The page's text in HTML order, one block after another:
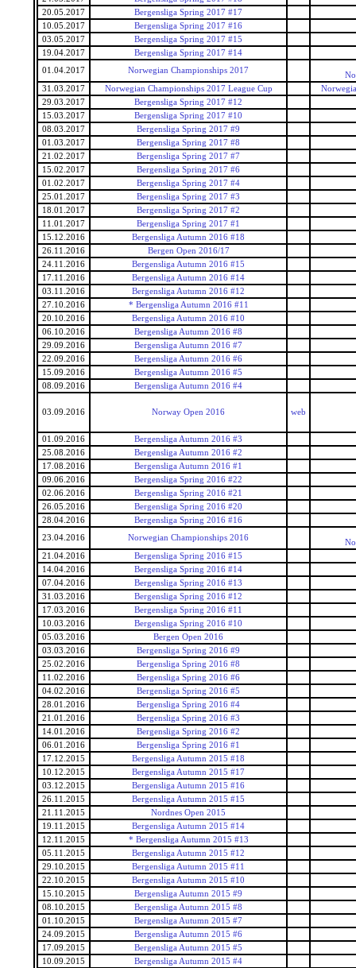
20.05.2017
Bergensliga Spring 2017 #17
10.05.2017
Bergensliga Spring 2017 #16
03.05.2017
Bergensliga Spring 2017 #15
19.04.2017
Bergensliga Spring 2017 #14
01.04.2017
Norwegian Championships 2017
31.03.2017
Norwegian Championships 2017 League Cup
29.03.2017
Bergensliga Spring 2017 #12
15.03.2017
Bergensliga Spring 2017 #10
08.03.2017
Bergensliga Spring 2017 #9
01.03.2017
Bergensliga Spring 2017 #8
21.02.2017
Bergensliga Spring 2017 #7
15.02.2017
Bergensliga Spring 2017 #6
01.02.2017
Bergensliga Spring 2017 #4
25.01.2017
Bergensliga Spring 2017 #3
18.01.2017
Bergensliga Spring 2017 #2
11.01.2017
Bergensliga Spring 2017 #1
15.12.2016
Bergensliga Autumn 2016 #18
26.11.2016
Bergen Open 2016/17
24.11.2016
Bergensliga Autumn 2016 #15
17.11.2016
Bergensliga Autumn 2016 #14
03.11.2016
Bergensliga Autumn 2016 #12
27.10.2016
* Bergensliga Autumn 2016 #11
20.10.2016
Bergensliga Autumn 2016 #10
06.10.2016
Bergensliga Autumn 2016 #8
29.09.2016
Bergensliga Autumn 2016 #7
22.09.2016
Bergensliga Autumn 2016 #6
15.09.2016
Bergensliga Autumn 2016 #5
08.09.2016
Bergensliga Autumn 2016 #4
03.09.2016 Norway Open 2016 web
01.09.2016
Bergensliga Autumn 2016 #3
25.08.2016
Bergensliga Autumn 2016 #2
17.08.2016
Bergensliga Autumn 2016 #1
09.06.2016
Bergensliga Spring 2016 #22
02.06.2016
Bergensliga Spring 2016 #21
26.05.2016
Bergensliga Spring 2016 #20
28.04.2016
Bergensliga Spring 2016 #16
23.04.2016
Norwegian Championships 2016
21.04.2016
Bergensliga Spring 2016 #15
14.04.2016
Bergensliga Spring 2016 #14
07.04.2016
Bergensliga Spring 2016 #13
31.03.2016
Bergensliga Spring 2016 #12
17.03.2016
Bergensliga Spring 2016 #11
10.03.2016
Bergensliga Spring 2016 #10
05.03.2016
Bergen Open 2016
03.03.2016
Bergensliga Spring 2016 #9
25.02.2016
Bergensliga Spring 2016 #8
11.02.2016
Bergensliga Spring 2016 #6
04.02.2016
Bergensliga Spring 2016 #5
28.01.2016
Bergensliga Spring 2016 #4
21.01.2016
Bergensliga Spring 2016 #3
14.01.2016
Bergensliga Spring 2016 #2
06.01.2016
Bergensliga Spring 2016 #1
17.12.2015
Bergensliga Autumn 2015 #18
10.12.2015
Bergensliga Autumn 2015 #17
03.12.2015
Bergensliga Autumn 2015 #16
26.11.2015
Bergensliga Autumn 2015 #15
21.11.2015
Nordnes Open 2015
19.11.2015
Bergensliga Autumn 2015 #14
12.11.2015
* Bergensliga Autumn 2015 #13
05.11.2015
Bergensliga Autumn 2015 #12
29.10.2015
Bergensliga Autumn 2015 #11
22.10.2015
Bergensliga Autumn 2015 #10
15.10.2015
Bergensliga Autumn 2015 #9
08.10.2015
Bergensliga Autumn 2015 #8
01.10.2015
Bergensliga Autumn 2015 #7
24.09.2015
Bergensliga Autumn 2015 #6
17.09.2015
Bergensliga Autumn 2015 #5
10.09.2015
Bergensliga Autumn 2015 #4